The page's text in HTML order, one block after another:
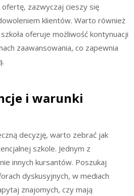
zazwyczaj cieszy się
klientów. Warto również
oferuje możliwość kontynuacji
zaawansowania, co zapewnia
i warunki
decyzję, warto zebrać jak
szkole. Jednym z
innych kursantów. Poszukaj
dyskusyjnych, w mediach
znajomych, czy mają